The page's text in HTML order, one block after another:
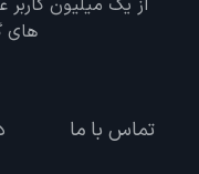
از یک میلیون کاربر
های
تماس با ما